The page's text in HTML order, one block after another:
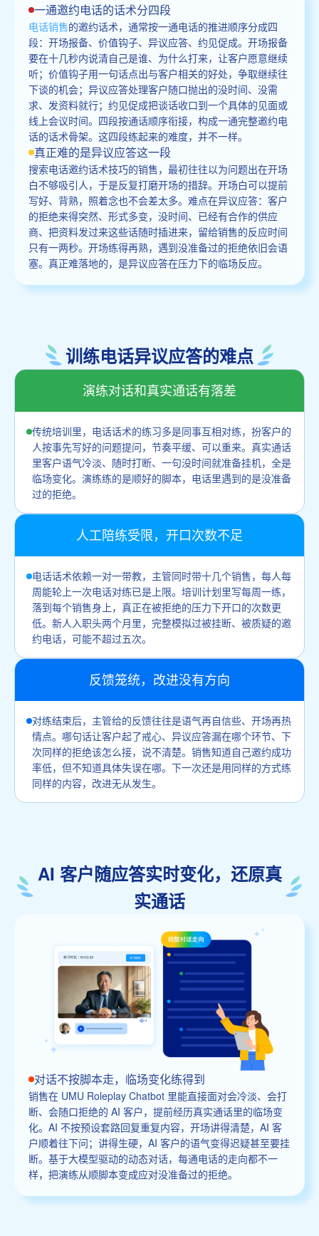
一通邀约电话的话术分四段
电话销售的邀约话术，通常按一通电话的推进顺序分成四
段：开场报备、价值钩子、异议应答、约见促成。开场报备
要在十几秒内说清自己是谁、为什么打来，让客户愿意继续
听；价值钩子用一句话点出与客户相关的好处，争取继续往
下谈的机会；异议应答处理客户随口抛出的没时间、没需
求、发资料就行；约见促成把谈话收口到一个具体的见面或
线上会议时间。四段按通话顺序衔接，构成一通完整邀约电
话的话术骨架。这四段练起来的难度，并不一样。
真正难的是异议应答这一段
搜索电话邀约话术技巧的销售，最初往往以为问题出在开场
白不够吸引人，于是反复打磨开场的措辞。开场白可以提前
写好、背熟，照着念也不会差太多。难点在异议应答：客户
的拒绝来得突然、形式多变，没时间、已经有合作的供应
商、把资料发过来这些话随时插进来，留给销售的反应时间
只有一两秒。开场练得再熟，遇到没准备过的拒绝依旧会语
塞。真正难落地的，是异议应答在压力下的临场反应。
训练电话异议应答的难点
演练对话和真实通话有落差
传统培训里，电话话术的练习多是同事互相对练，扮客户的
人按事先写好的问题提问，节奏平缓、可以重来。真实通话
里客户语气冷淡、随时打断、一句没时间就准备挂机，全是
临场变化。演练练的是顺好的脚本，电话里遇到的是没准备
过的拒绝。
人工陪练受限，开口次数不足
电话话术依赖一对一带教，主管同时带十几个销售，每人每
周能轮上一次电话对练已是上限。培训计划里写每周一练，
落到每个销售身上，真正在被拒绝的压力下开口的次数更
低。新人入职头两个月里，完整模拟过被挂断、被质疑的邀
约电话，可能不超过五次。
反馈笼统，改进没有方向
对练结束后，主管给的反馈往往是语气再自信些、开场再热
情点。哪句话让客户起了戒心、异议应答漏在哪个环节、下
次同样的拒绝该怎么接，说不清楚。销售知道自己邀约成功
率低，但不知道具体失误在哪。下一次还是用同样的方式练
同样的内容，改进无从发生。
AI 客户随应答实时变化，还原真
实通话
对话不按脚本走，临场变化练得到
销售在 UMU Roleplay Chatbot 里能直接面对会冷淡、会打
断、会随口拒绝的 AI 客户，提前经历真实通话里的临场变
化。AI 不按预设套路回复重复内容，开场讲得清楚，AI 客
户顺着往下问；讲得生硬，AI 客户的语气变得迟疑甚至要挂
断。基于大模型驱动的动态对话，每通电话的走向都不一
样，把演练从顺脚本变成应对没准备过的拒绝。